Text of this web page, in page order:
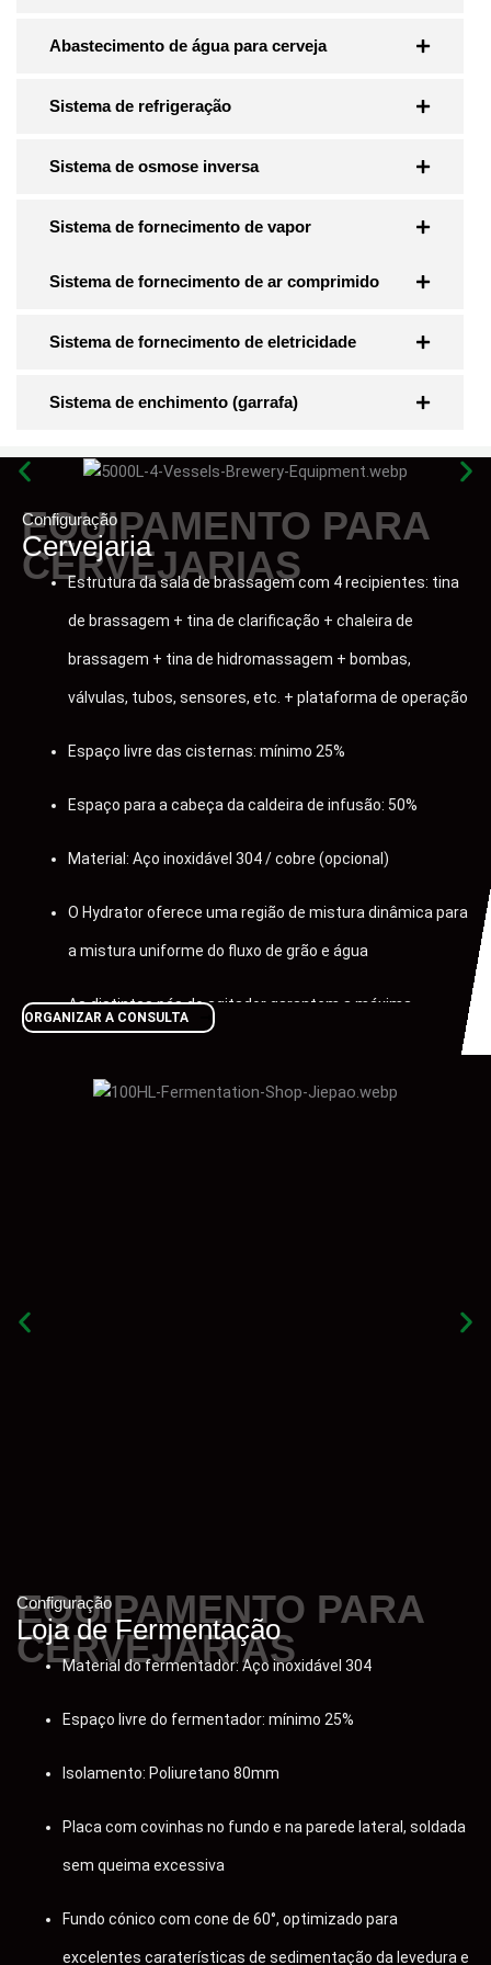
Abastecimento de água para cerveja
Sistema de refrigeração
Sistema de osmose inversa
Sistema de fornecimento de vapor
Sistema de fornecimento de ar comprimido
Sistema de fornecimento de eletricidade
Sistema de enchimento (garrafa)
EQUIPAMENTO PARA
CERVEJARIAS
Configuração
Cervejaria
Estrutura da sala de brassagem com 4 recipientes: tina
de brassagem + tina de clarificação + chaleira de
brassagem + tina de hidromassagem + bombas,
válvulas, tubos, sensores, etc. + plataforma de operação
Espaço livre das cisternas: mínimo 25%
Espaço para a cabeça da caldeira de infusão: 50%
Material: Aço inoxidável 304 / cobre (opcional)
O Hydrator oferece uma região de mistura dinâmica para
a mistura uniforme do fluxo de grão e água
As distintas pás do agitador garantem a máxima
temperatura, bem como uma mistura intensiva do
17%, evitando eficazmente que os grãos fiquem presos
ou obstruam os orifícios
Equipado com fundo falso para enxaguamento após a
combinação de camisa de vapor e calandria interna, e
ORGANIZAR A CONSULTA
EQUIPAMENTO PARA
CERVEJARIAS
Configuração
Loja de Fermentação
Material do fermentador: Aço inoxidável 304
Espaço livre do fermentador: mínimo 25%
Isolamento: Poliuretano 80mm
Placa com covinhas no fundo e na parede lateral, soldada
sem queima excessiva
Fundo cónico com cone de 60°, optimizado para
excelentes caraterísticas de sedimentação da levedura e